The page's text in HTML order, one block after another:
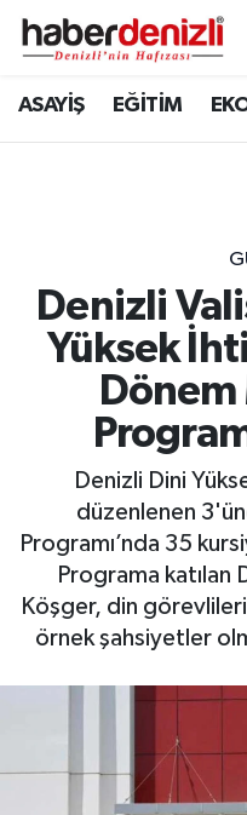
ASAYİŞ EĞİTİM
Denizli
Yüksek
Denizli Dini
düzenlenen
Programı’nda 35
Programa katılan
Köşger, din
örnek şahsiyetler
Denizli Nöbetçi
Tüm Manşetler
Son Dakika